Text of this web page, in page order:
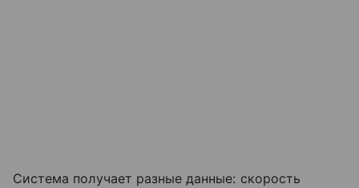
Система получает разные данные: скорость